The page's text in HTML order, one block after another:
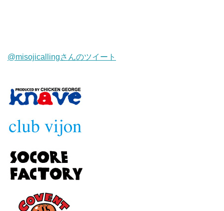
@misojicallingさんのツイート